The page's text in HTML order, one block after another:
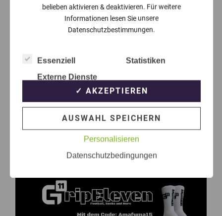
belieben aktivieren & deaktivieren. Für weitere
Informationen lesen Sie unsere
Datenschutzbestimmungen.
Essenziell
Statistiken
Externe Dienste
✓ AKZEPTIEREN
AUSWAHL SPEICHERN
Personalisieren
Datenschutzbedingungen